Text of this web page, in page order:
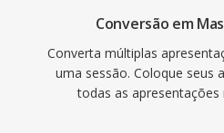
Conversão em
Converta múltiplas
uma sessão. Coloque seus
todas as apresentações